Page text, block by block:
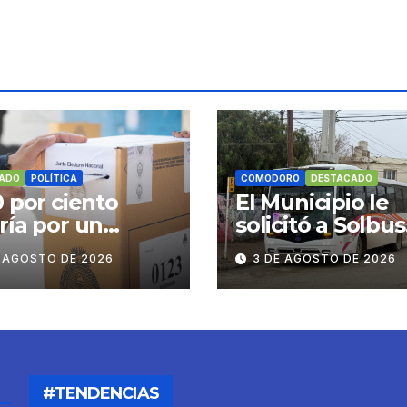
POLÍTICA
por ciento
por un
de gobierno
AGOSTO DE 2026
COMODORO DESTACADO
El Municipio le
solicitó a Solbus
mantener
escolares y
habituales
3 DE AGOSTO DE 2026
#TENDENCIAS